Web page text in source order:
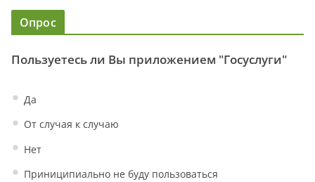
Опрос
Пользуетесь ли Вы приложением "Госуслуги"
Да
От случая к случаю
Нет
Приниципиально не буду пользоваться